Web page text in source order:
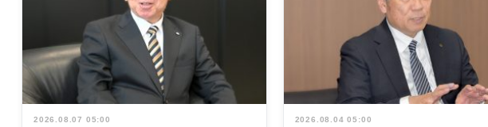
2026.08.07 05:00 2026.08.04 05:00